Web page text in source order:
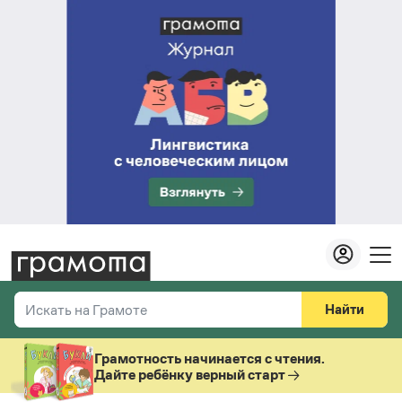
Искать на Грамоте
Справочная служба
Найти
Везде